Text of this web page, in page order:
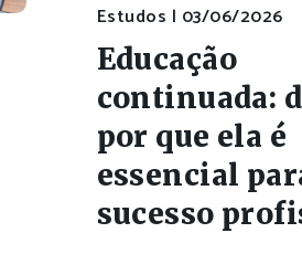
Estudos | 03/06/2026
Educação
continuada:
por que ela é
essencial
sucesso